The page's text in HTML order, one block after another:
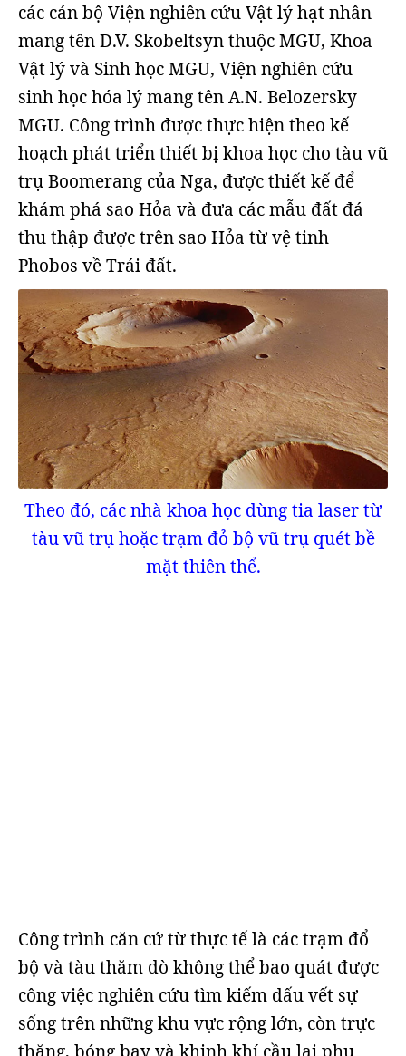
các cán bộ Viện nghiên cứu Vật lý hạt nhân
mang tên D.V. Skobeltsyn thuộc MGU, Khoa
Vật lý và Sinh học MGU, Viện nghiên cứu
sinh học hóa lý mang tên A.N. Belozersky
MGU. Công trình được thực hiện theo kế
hoạch phát triển thiết bị khoa học cho tàu vũ
trụ Boomerang của Nga, được thiết kế để
khám phá sao Hỏa và đưa các mẫu đất đá
thu thập được trên sao Hỏa từ vệ tinh
Phobos về Trái đất.
Theo đó, các nhà khoa học dùng tia laser từ
tàu vũ trụ hoặc trạm đỏ bộ vũ trụ quét bề
mặt thiên thể.
Công trình căn cứ từ thực tế là các trạm đổ
bộ và tàu thăm dò không thể bao quát được
công việc nghiên cứu tìm kiếm dấu vết sự
sống trên những khu vực rộng lớn, còn trực